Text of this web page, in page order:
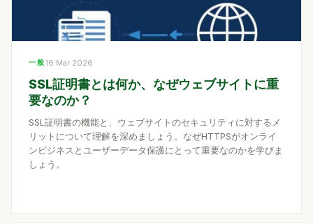
一般16 Mar 2026
SSL証明書とは何か、なぜウェブサイトに重
要なのか？
SSL証明書の機能と、ウェブサイトのセキュリティに対するメ
リットについて理解を深めましょう。なぜHTTPSがオンライ
ンビジネスとユーザーデータ保護にとって重要なのかを学びま
しょう。